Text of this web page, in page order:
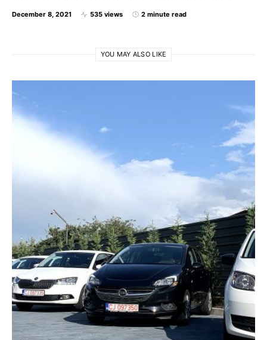
December 8, 2021 535 views 2 minute read
YOU MAY ALSO LIKE